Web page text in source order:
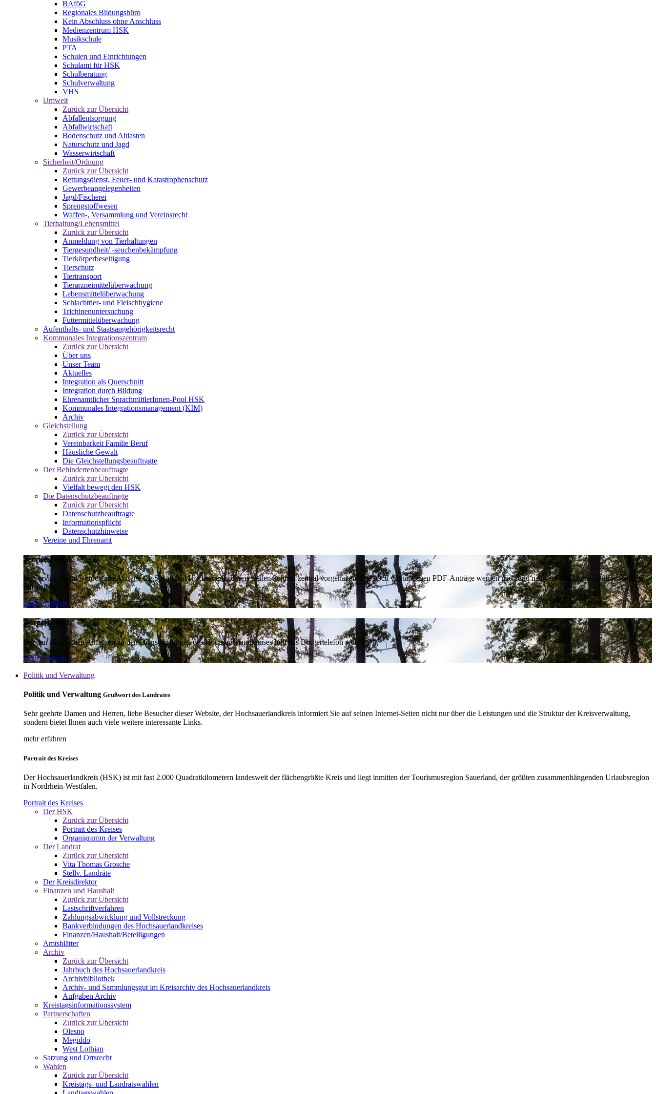
BAföG
Regionales Bildungsbüro
Kein Abschluss ohne Anschluss
Medienzentrum HSK
Musikschule
PTA
Schulen und Einrichtungen
Schulamt für HSK
Schulberatung
Schulverwaltung
VHS
Umwelt
Zurück zur Übersicht
Abfallentsorgung
Abfallwirtschaft
Bodenschutz und Altlasten
Naturschutz und Jagd
Wasserwirtschaft
Sicherheit/Ordnung
Zurück zur Übersicht
Rettungsdienst, Feuer- und Katastrophenschutz
Gewerbeangelegenheiten
Jagd/Fischerei
Sprengstoffwesen
Waffen-, Versammlung und Vereinsrecht
Tierhaltung/Lebensmittel
Zurück zur Übersicht
Anmeldung von Tierhaltungen
Tiergesundheit/ -seuchenbekämpfung
Tierkörperbeseitigung
Tierschutz
Tiertransport
Tierarzneimittelüberwachung
Lebensmittelüberwachung
Schlachttier- und Fleischhygiene
Trichinenuntersuchung
Futtermittelüberwachung
Aufenthalts- und Staatsangehörigkeitsrecht
Kommunales Integrationszentrum
Zurück zur Übersicht
Über uns
Unser Team
Aktuelles
Integration als Querschnitt
Integration durch Bildung
Ehrenamtlicher SprachmittlerInnen-Pool HSK
Kommunales Integrationsmanagement (KIM)
Archiv
Gleichstellung
Zurück zur Übersicht
Vereinbarkeit Familie Beruf
Häusliche Gewalt
Die Gleichstellungsbeauftragte
Der Behindertenbeauftragte
Zurück zur Übersicht
Vielfalt bewegt den HSK
Die Datenschutzbeauftragte
Zurück zur Übersicht
Datenschutzbeauftragte
Informationspflicht
Datenschutzhinweise
Vereine und Ehrenamt
Service-Portal
Im Service-Portal werden alle Anträge die Sie an den Hochsauerlandkreis stellen können zentral vorgehalten. Die noch vorhandenen PDF-Anträge werden nach und nach auf intelligente Online-Anträge
umgestellt.
mehr erfahren
Bürgertelefon
Bei den alltäglichen Anfragen zu den Dienstleistungen des Hochsauerlandkreises hilft das Bürgertelefon weiter.
mehr erfahren
Politik und Verwaltung
Politik und Verwaltung Grußwort des Landrates
Sehr geehrte Damen und Herren, liebe Besucher dieser Website, der Hochsauerlandkreis informiert Sie auf seinen Internet-Seiten nicht nur über die Leistungen und die Struktur der Kreisverwaltung,
sondern bietet Ihnen auch viele weitere interessante Links.
mehr erfahren
Portrait des Kreises
Der Hochsauerlandkreis (HSK) ist mit fast 2.000 Quadratkilometern landesweit der flächengrößte Kreis und liegt inmitten der Tourismusregion Sauerland, der größten zusammenhängenden Urlaubsregion
in Nordrhein-Westfalen.
Portrait des Kreises
Der HSK
Zurück zur Übersicht
Portrait des Kreises
Organigramm der Verwaltung
Der Landrat
Zurück zur Übersicht
Vita Thomas Grosche
Stellv. Landräte
Der Kreisdirektor
Finanzen und Haushalt
Zurück zur Übersicht
Lastschriftverfahren
Zahlungsabwicklung und Vollstreckung
Bankverbindungen des Hochsauerlandkreises
Finanzen/Haushalt/Beteiligungen
Amtsblätter
Archiv
Zurück zur Übersicht
Jahrbuch des Hochsauerlandkreis
Archivbibliothek
Archiv- und Sammlungsgut im Kreisarchiv des Hochsauerlandkreis
Aufgaben Archiv
Kreistagsinformationssystem
Partnerschaften
Zurück zur Übersicht
Olesno
Megiddo
West Lothian
Satzung und Ortsrecht
Wahlen
Zurück zur Übersicht
Kreistags- und Landratswahlen